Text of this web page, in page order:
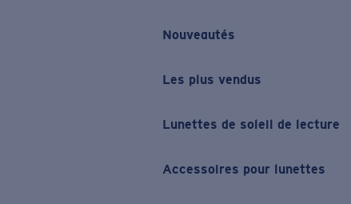
Nouveautés
Les plus vendus
Lunettes de soleil de lecture
Accessoires pour lunettes